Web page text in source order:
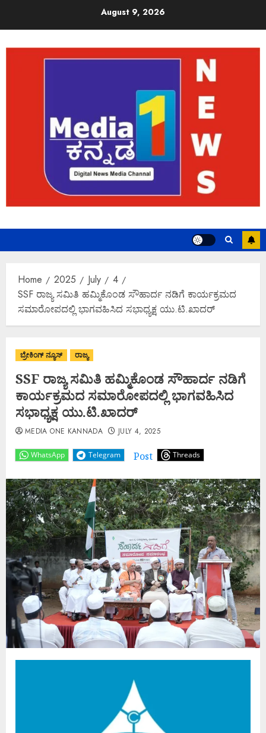
August 9, 2026
Home 2025 July
4
SSF ರಾಜ್ಯ ಸಮಿತಿ ಹಮ್ಮಿಕೊಂಡ ಸೌಹಾರ್ದ ನಡಿಗೆ ಕಾರ್ಯಕ್ರಮದ
ಸಮಾರೋಪದಲ್ಲಿ ಭಾಗವಹಿಸಿದ ಸಭಾಧ್ಯಕ್ಷ ಯು.ಟಿ.ಖಾದರ್
ಬ್ರೇಕಿಂಗ್ ನ್ಯೂಸ್ ರಾಜ್ಯ
SSF ರಾಜ್ಯ ಸಮಿತಿ ಹಮ್ಮಿಕೊಂಡ ಸೌಹಾರ್ದ ನಡಿಗೆ
ಕಾರ್ಯಕ್ರಮದ ಸಮಾರೋಪದಲ್ಲಿ ಭಾಗವಹಿಸಿದ
ಸಭಾಧ್ಯಕ್ಷ ಯು.ಟಿ.ಖಾದರ್
WhatsApp Telegram Post Threads
MEDIA ONE KANNADA JULY 4, 2025